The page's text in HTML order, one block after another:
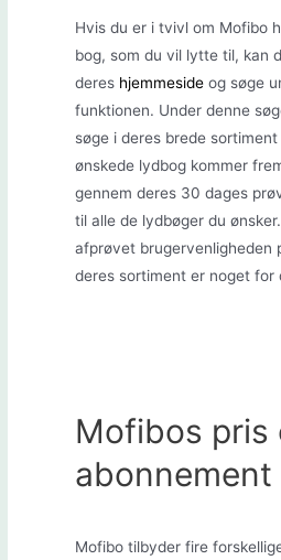
Hvis du er i tvivl om Mofibo
bog, som du vil lytte til, kan
deres hjemmesideog søge
funktionen. Under denne
søge i deres brede
ønskede lydbog kommer
gennem deres 30 dages
til alle de lydbøger du
afprøvet brugervenligheden
deres sortiment er noget for
Mofibos pris
abonnement
Mofibo tilbyder fire